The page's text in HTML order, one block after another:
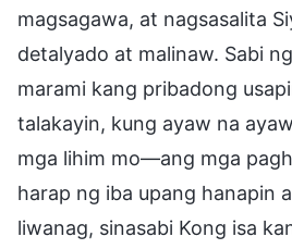
magsagawa, at nagsasalita
detalyado at malinaw. Sabi
marami kang pribadong
talakayin, kung ayaw na
mga lihim mo—ang mga
harap ng iba upang hanapin
liwanag, sinasabi Kong isa